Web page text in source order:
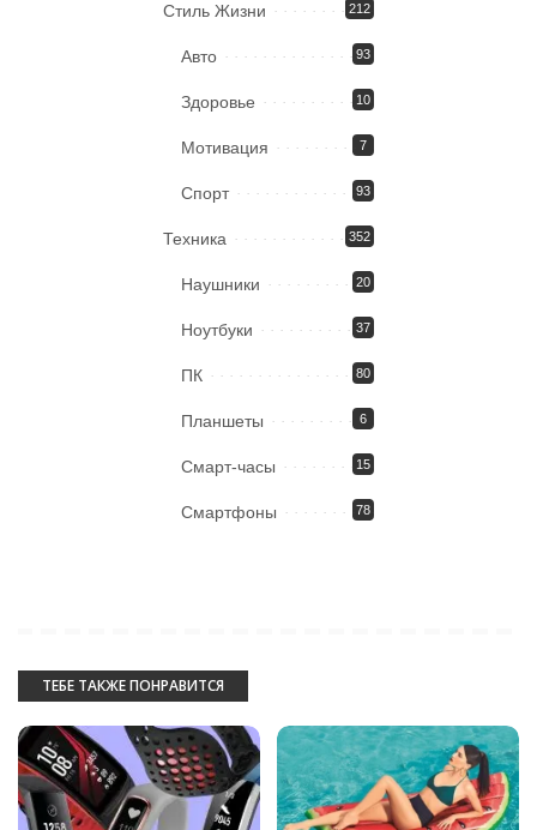
Стиль Жизни 212
Авто 93
Здоровье 10
Мотивация 7
Спорт 93
Техника 352
Наушники 20
Ноутбуки 37
ПК 80
Планшеты 6
Смарт-часы 15
Смартфоны 78
ТЕБЕ ТАКЖЕ ПОНРАВИТСЯ